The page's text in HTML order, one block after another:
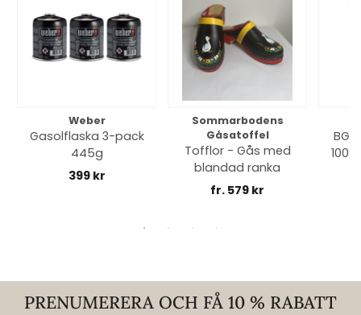
Weber
Gasolflaska 3-pack
445g
399 kr
Sommarbodens
Gåsatoffel
Tofflor - Gås med
blandad ranka
fr. 579 kr
PRENUMERERA OCH FÅ 10 % RABATT